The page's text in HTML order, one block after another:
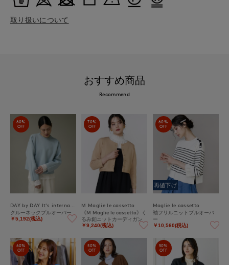
取り扱いについて
おすすめ商品
Recommend
60%
OFF
クルーネックプルオーバー
￥5,192(税込)
70%
OFF
M Maglie le cassetto
《M Maglie le cassetto》く
るみ釦ニットカーディガン
￥9,240(税込)
60%
OFF
再値下げ
Maglie le cassetto
袖フリルニットプルオーバ
ー
￥10,560(税込)
60%
OFF
50%
OFF
50%
OFF